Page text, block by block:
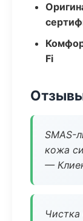
Fi
SMAS-
кожа
—